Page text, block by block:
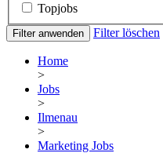
Topjobs
Filter anwenden Filter löschen
Home
>
Jobs
>
Ilmenau
>
Marketing Jobs